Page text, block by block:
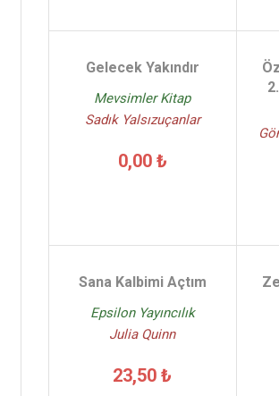
Gelecek Yakındır
Mevsimler Kitap
Sadık Yalsızuçanlar
0,00 ₺
Sana Kalbimi Açtım
Epsilon Yayıncılık
Julia Quinn
23,50 ₺